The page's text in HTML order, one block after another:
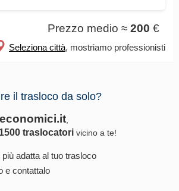
Prezzo medio ≈ 200 €
Seleziona città, mostriamo professionisti
il trasloco da solo?
1500 traslocatori vicino a te!
adatta al tuo trasloco
e contattalo